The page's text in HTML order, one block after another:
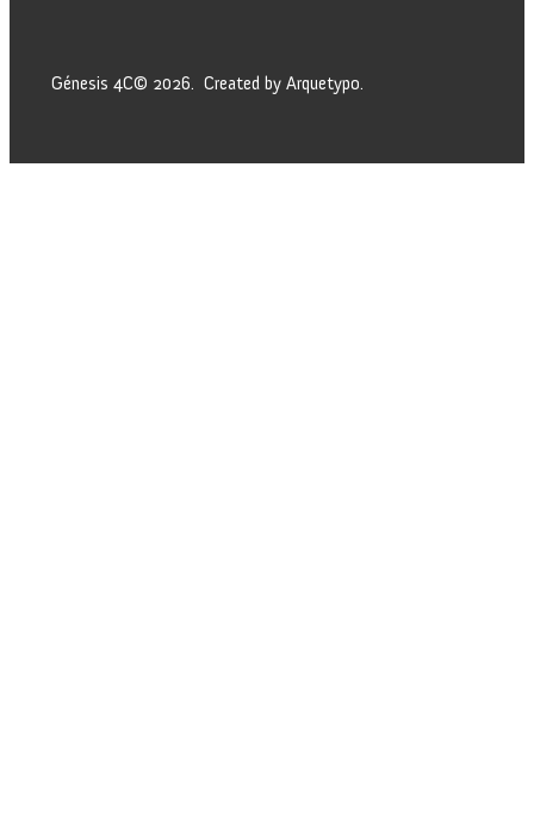
Génesis 4C© 2026. Created by Arquetypo.